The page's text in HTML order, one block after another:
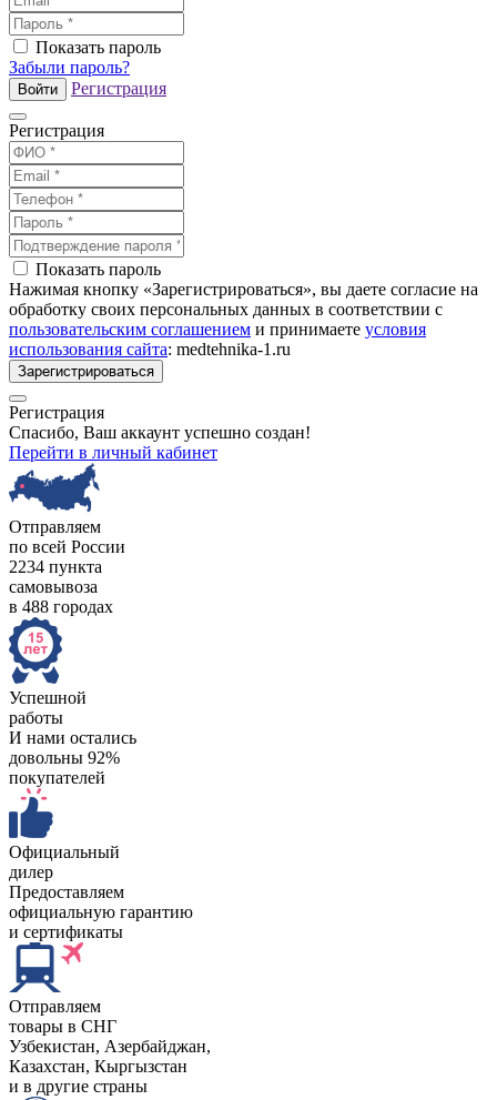
Показать пароль
Забыли пароль?
Войти Регистрация
Регистрация
Показать пароль
Нажимая кнопку «Зарегистрироваться», вы даете согласие на
обработку своих персональных данных в соответствии с
пользовательским соглашением и принимаете условия
использования сайта: medtehnika-1.ru
Зарегистрироваться
Регистрация
Спасибо, Ваш аккаунт успешно создан!
Перейти в личный кабинет
Отправляем
по всей России
2234 пункта
самовывоза
в 488 городах
Успешной
работы
И нами остались
довольны 92%
покупателей
Официальный
дилер
Предоставляем
официальную гарантию
и сертификаты
Отправляем
товары в СНГ
Узбекистан, Aзербайджан,
Казахстан, Кыргызстан
и в другие страны